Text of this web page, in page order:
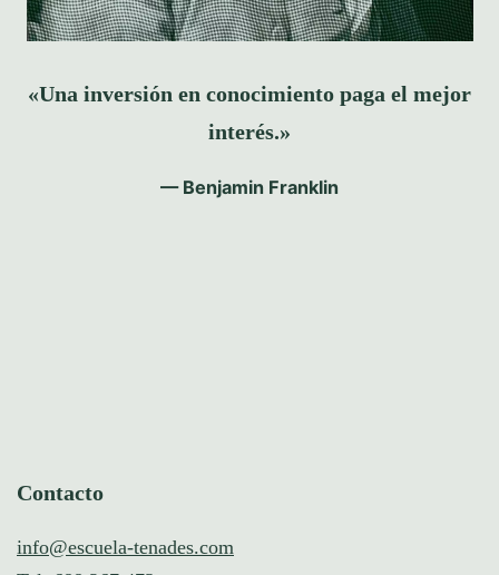
«Una inversión en conocimiento paga el mejor
interés.»
— Benjamin Franklin
Contacto
info@escuela-tenades.com